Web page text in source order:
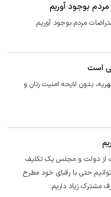
بوجود آوریم
مردم بوجود آوریم.
است
بدون لایحه امنیت زنان و
از دولت و مجلس یک تکلیف
حتی با رقبای خود مطرح
مشترک زیاد داریم.